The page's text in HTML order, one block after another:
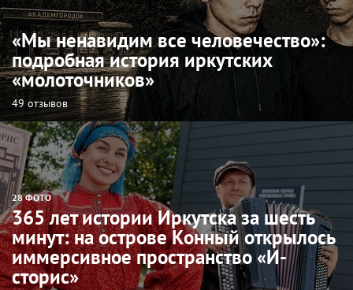
«Мы ненавидим все человечество»:
подробная история иркутских
«молоточников»
49 отзывов
28 ФОТО
365 лет истории Иркутска за шесть
минут: на острове Конный открылось
иммерсивное пространство «И-
сторис»